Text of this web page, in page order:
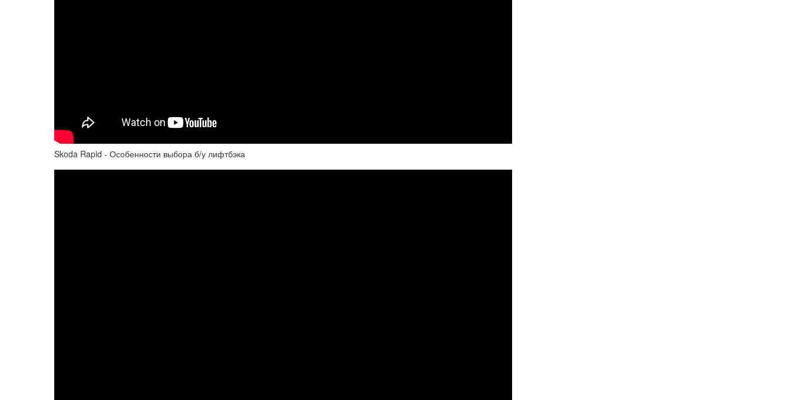
Skoda Rapid - Особенности выбора б/у лифтбэка